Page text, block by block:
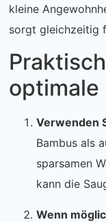
kleine
sorgt gleichzeitig
optimale
Verwenden
Bambus als
sparsamen
kann die
Wenn